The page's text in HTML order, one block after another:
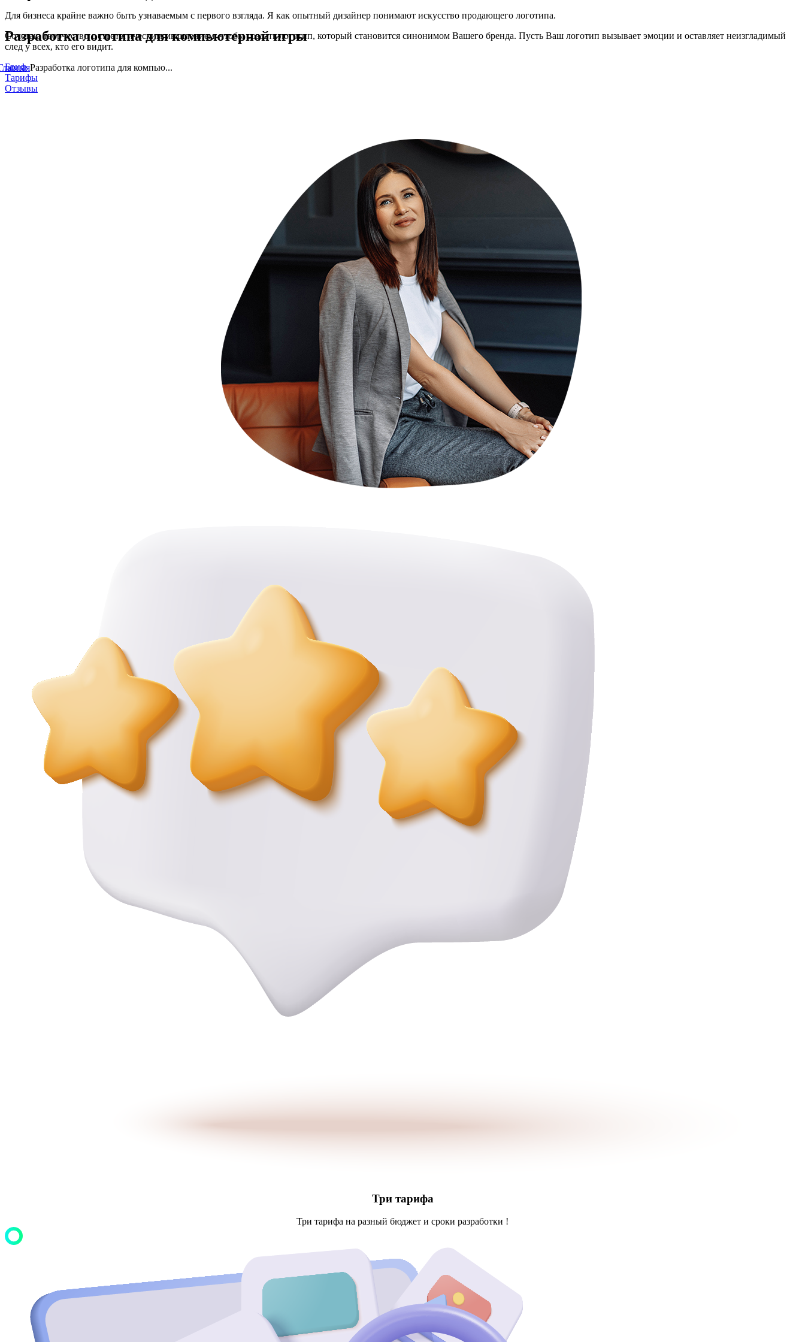
Разработка логотипа для компью...
Разработка логотипа для компьютерной игры
Для бизнеса крайне важно быть узнаваемым с первого взгляда. Я как опытный дизайнер понимают искусство продающего логотипа.
Сочетаю творчество с стратегическим мышлением, чтобы создать логотип, который становится синонимом Вашего бренда. Пусть Ваш логотип вызывает эмоции и оставляет неизгладимый
след у всех, кто его видит.
Бриф
Тарифы
Отзывы
Три тарифа
Три тарифа на разный бюджет и сроки разработки !